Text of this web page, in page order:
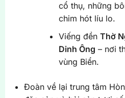
cổ thụ, những
chim hót líu lo.
Viếng đềnThờ
Dinh Ông – nơi
vùng Biển.
Đoàn về lại trung tâm